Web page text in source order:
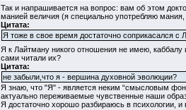
Так и напрашивается на вопрос: вам об этом
манией величия (я специально употребляю
Цитата:
Я тоже в свое время достаточно соприкасался с
Я к Лайтману никого отношения не имею,
сами читали их?
Цитата:
не забыли,что я - вершина духовной эволюции?
Я знаю, что "Я" - является неким “смысловым
актуально переживаемые чувственные наши
Я достаточно хорошо разбираюсь в психологии,